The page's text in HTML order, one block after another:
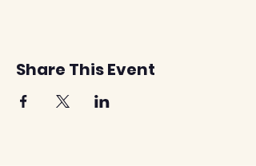
Share This Event